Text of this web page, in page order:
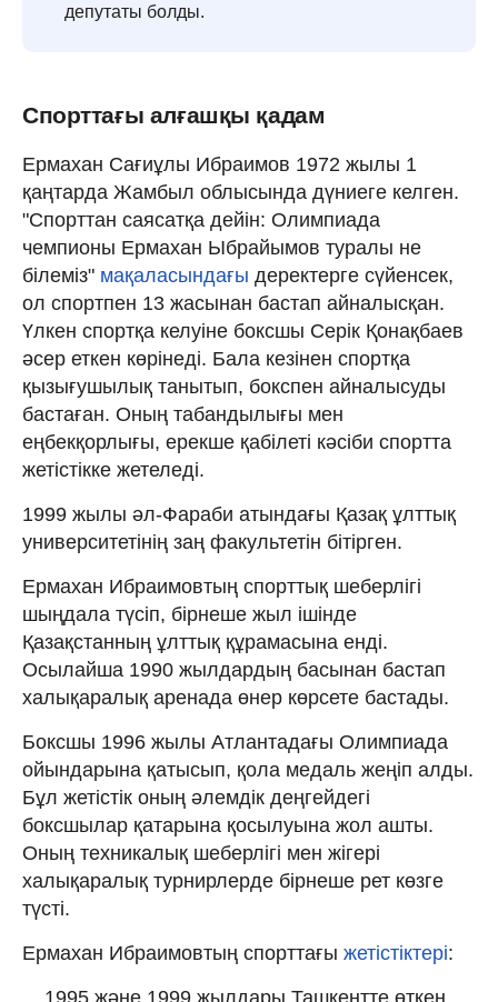
депутаты болды.
Спорттағы алғашқы қадам
Ермахан Сағиұлы Ибраимов 1972 жылы 1
қаңтарда Жамбыл облысында дүниеге келген.
"Спорттан саясатқа дейін: Олимпиада
чемпионы Ермахан Ыбрайымов туралы не
білеміз" мақаласындағы деректерге сүйенсек,
ол спортпен 13 жасынан бастап айналысқан.
Үлкен спортқа келуіне боксшы Серік Қонақбаев
әсер еткен көрінеді. Бала кезінен спортқа
қызығушылық танытып, бокспен айналысуды
бастаған. Оның табандылығы мен
еңбекқорлығы, ерекше қабілеті кәсіби спортта
жетістікке жетеледі.
1999 жылы әл-Фараби атындағы Қазақ ұлттық
университетінің заң факультетін бітірген.
Ермахан Ибраимовтың спорттық шеберлігі
шыңдала түсіп, бірнеше жыл ішінде
Қазақстанның ұлттық құрамасына енді.
Осылайша 1990 жылдардың басынан бастап
халықаралық аренада өнер көрсете бастады.
Боксшы 1996 жылы Атлантадағы Олимпиада
ойындарына қатысып, қола медаль жеңіп алды.
Бұл жетістік оның әлемдік деңгейдегі
боксшылар қатарына қосылуына жол ашты.
Оның техникалық шеберлігі мен жігері
халықаралық турнирлерде бірнеше рет көзге
түсті.
Ермахан Ибраимовтың спорттағы жетістіктері:
1995 және 1999 жылдары Ташкентте өткен